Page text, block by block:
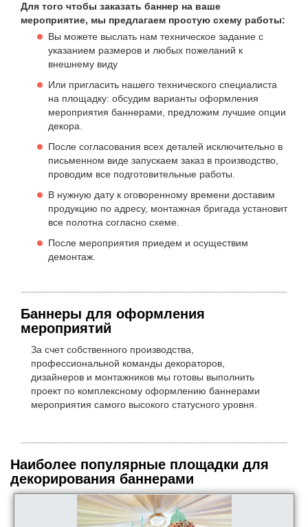
Для того чтобы заказать баннер на ваше
мероприятие, мы предлагаем простую схему работы:
Вы можете выслать нам техническое задание с
указанием размеров и любых пожеланий к
внешнему виду
Или пригласить нашего технического специалиста
на площадку: обсудим варианты оформления
мероприятия баннерами, предложим лучшие опции
декора.
После согласования всех деталей исключительно в
письменном виде запускаем заказ в производство,
проводим все подготовительные работы.
В нужную дату к оговоренному времени доставим
продукцию по адресу, монтажная бригада установит
все полотна согласно схеме.
После мероприятия приедем и осуществим
демонтаж.
Баннеры для оформления
мероприятий
За счет собственного производства,
профессиональной команды декораторов,
дизайнеров и монтажников мы готовы выполнить
проект по комплексному оформлению баннерами
мероприятия самого высокого статусного уровня.
Наиболее популярные площадки для
декорирования баннерами